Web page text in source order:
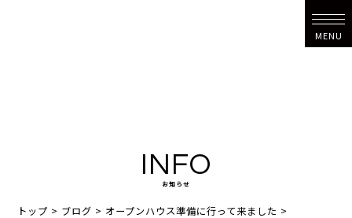
MENU
INFO
お知らせ
トップ > ブログ > オープンハウス準備に行って来ました >